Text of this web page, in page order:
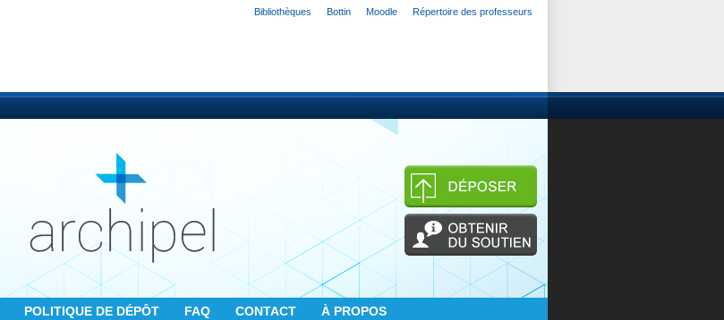
Bibliothèques Bottin Moodle Répertoire des professeurs
POLITIQUE DE DÉPÔT FAQ CONTACT À PROPOS